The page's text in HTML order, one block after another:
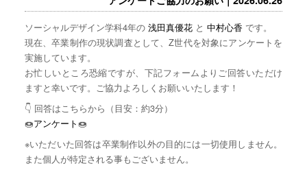
ソーシャルデザイン学科4年の 浅田真優花と 中村心香 です。
現在、卒業制作の現状調査として、Z世代を対象にアンケートを
実施しています。
お忙しいところ恐縮ですが、下記フォームよりご回答いただけ
ますと幸いです。ご協力よろしくお願いいたします！
👇 回答はこちらから（目安：約3分）
🍩アンケート🍩
※いただいた回答は卒業制作以外の目的には一切使用しません。
また個人が特定される事もございません。